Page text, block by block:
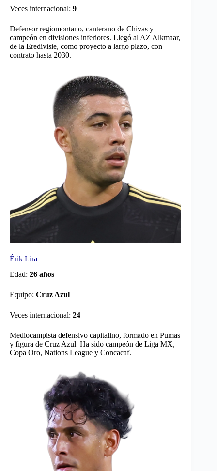
Veces internacional: 9
Defensor regiomontano, canterano de Chivas y
campeón en divisiones inferiores. Llegó al AZ Alkmaar,
de la Eredivisie, como proyecto a largo plazo, con
contrato hasta 2030.
Érik Lira
Edad: 26 años
Equipo: Cruz Azul
Veces internacional: 24
Mediocampista defensivo capitalino, formado en Pumas
y figura de Cruz Azul. Ha sido campeón de Liga MX,
Copa Oro, Nations League y Concacaf.